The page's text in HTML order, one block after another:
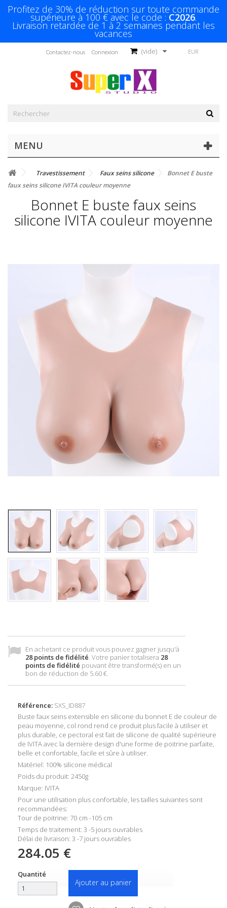
Profitez de 30% de réduction sur toute commande
supérieure à 100 € avec le code : C2026.
Livraison retardée de 1 à 2 semaines pendant les
vacances
EUR
(vide)
Connexion
Contactez-nous
MENU
Travestissement Faux seins silicone
Bonnet E buste
faux seins silicone IVITA couleur moyenne
Bonnet E buste faux seins
silicone IVITA couleur moyenne
En achetant ce produit vous pouvez gagner jusqu'à
28points de fidélité . Votre panier totalisera 28
points de fidélité pouvant être transformé(s) en un
bon de réduction de 5.60 €
Référence: SXS_ID887
Buste faux seins extensible en silicone du bonnet E de couleur de
peau moyenne, col rond rend ce produit plus facile à utiliser et
plus durable, ce pectoral est fait de silicone de qualité supérieure
de IVITA avec la dernière design d'une forme de poitrine parfaite,
belle et confortable, facile et sûre à utiliser.
Matériel: 100% silicone médical
Poids du produit: 2450g
Marque: IVITA
Pour une utilisation plus confortable, les tailles suivantes sont
recommandées:
Tour de poitrine: 70 cm -105 cm
Temps de traitement: 3 -5 jours ouvrables
Délai de livraison: 3 -7 jours ouvrables
284.05 €
Quantité
Ajouter au panier